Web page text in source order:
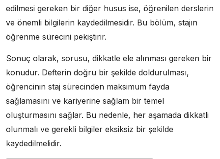
edilmesi gereken bir diğer husus ise, öğrenilen derslerin
ve önemli bilgilerin kaydedilmesidir. Bu bölüm, stajın
öğrenme sürecini pekiştirir.
Sonuç olarak, sorusu, dikkatle ele alınması gereken bir
konudur. Defterin doğru bir şekilde doldurulması,
öğrencinin staj sürecinden maksimum fayda
sağlamasını ve kariyerine sağlam bir temel
oluşturmasını sağlar. Bu nedenle, her aşamada dikkatli
olunmalı ve gerekli bilgiler eksiksiz bir şekilde
kaydedilmelidir.